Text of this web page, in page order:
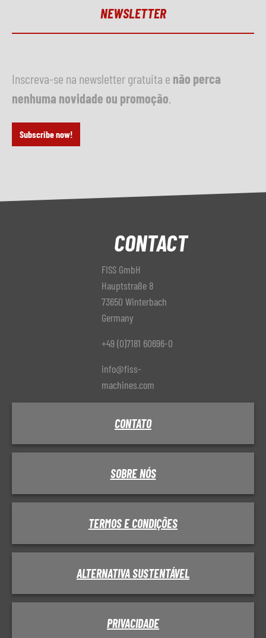
NEWSLETTER
Inscreva-se na newsletter gratuita e não perca
nenhuma novidade ou promoção
Subscribe now!
CONTACT
FISS GmbH
Hauptstraße 8
73650 Winterbach
Germany
+49 (0)7181 60696-0
info@fiss-
machines.com
CONTATO
SOBRE NÓS
TERMOS E CONDIÇÕES
ALTERNATIVA SUSTENTÁVEL
PRIVACIDADE